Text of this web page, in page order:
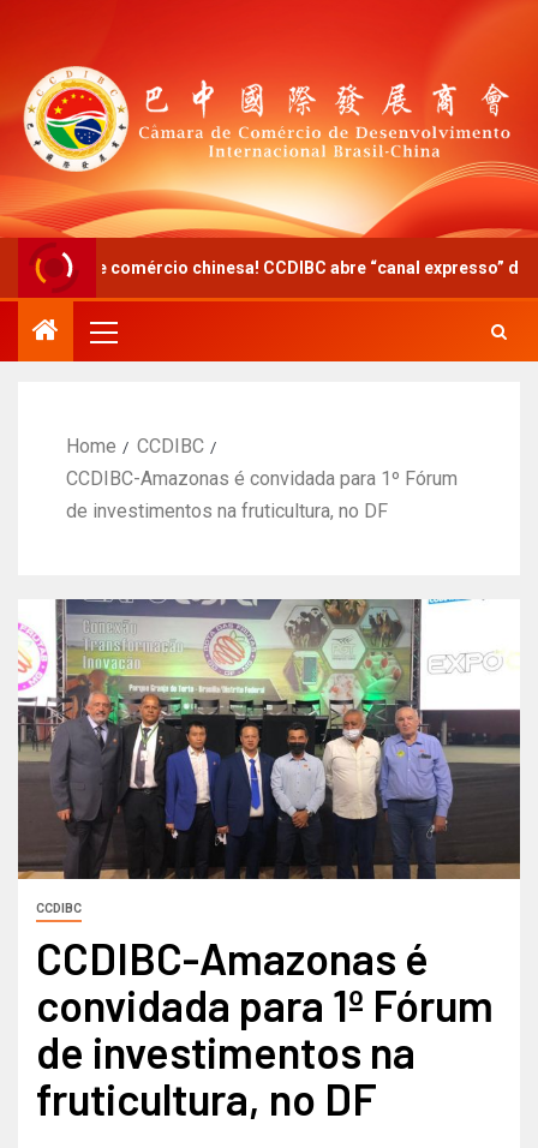
chinesa! CCDIBC abre “canal expresso” de diálogo político-
Home
CCDIBC
CCDIBC-Amazonas é convidada para 1º Fórum
de investimentos na fruticultura, no DF
CCDIBC
CCDIBC-Amazonas é
convidada para 1º Fórum
de investimentos na
fruticultura, no DF